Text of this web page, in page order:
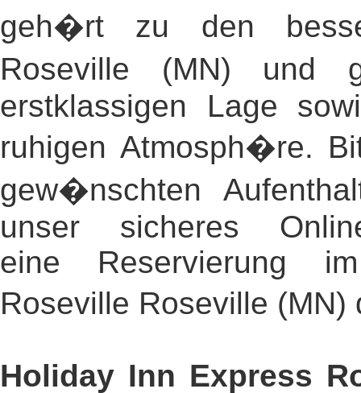
geh�rt zu den
Roseville (MN) und
erstklassigen Lage
ruhigen Atmosph�re.
gew�nschten
unser sicheres
eine Reservierung
Roseville Roseville
Holiday Inn Express